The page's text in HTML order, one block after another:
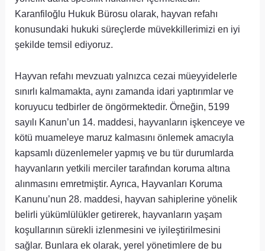
Karanfiloğlu Hukuk Bürosu olarak, hayvan refahı
konusundaki hukuki süreçlerde müvekkillerimizi en iyi
şekilde temsil ediyoruz.
Hayvan refahı mevzuatı yalnızca cezai müeyyidelerle
sınırlı kalmamakta, aynı zamanda idari yaptırımlar ve
koruyucu tedbirler de öngörmektedir. Örneğin, 5199
sayılı Kanun’un 14. maddesi, hayvanların işkenceye ve
kötü muameleye maruz kalmasını önlemek amacıyla
kapsamlı düzenlemeler yapmış ve bu tür durumlarda
hayvanların yetkili merciler tarafından koruma altına
alınmasını emretmiştir. Ayrıca, Hayvanları Koruma
Kanunu’nun 28. maddesi, hayvan sahiplerine yönelik
belirli yükümlülükler getirerek, hayvanların yaşam
koşullarının sürekli izlenmesini ve iyileştirilmesini
sağlar. Bunlara ek olarak, yerel yönetimlere de bu